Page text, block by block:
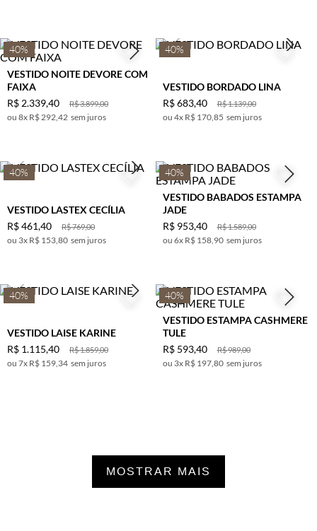
40%
VESTIDO NOITE DEVORE COM
FAIXA
R$3.899,00
R$ 2.339,40
8x R$ 292,42 sem juros
40%
VESTIDO BORDADO LINA
R$1.139,00
R$ 683,40
4x R$ 170,85 sem juros
40%
VESTIDO LASTEX CECÍLIA
R$769,00
R$461,40
3x R$ 153,80 sem juros
40%
VESTIDO BABADOS ESTAMPA
JADE
R$1.589,00
R$ 953,40
6x R$ 158,90 sem juros
40%
VESTIDO LAISE KARINE
R$1.859,00
R$ 1.115,40
7x R$ 159,34 sem juros
40%
VESTIDO ESTAMPA CASHMERE
TULE
R$989,00
R$ 593,40
3x R$ 197,80 sem juros
MOSTRAR MAIS